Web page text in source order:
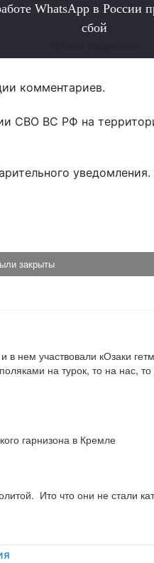
WhatsApp в России
сбой
комментариев.
СВО ВС РФ на
уведомления.
закрыты
нем участвовали кОзаки
на турок, то на нас,
гарнизона в Кремле
Ито что они не стали